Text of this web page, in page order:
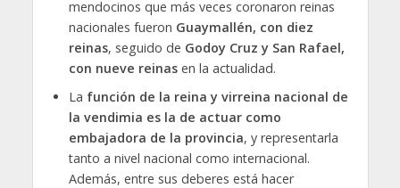
mendocinos que más veces coronaron reinas
nacionales fueron Guaymallén, con diez
reinas, seguido de Godoy Cruz y San Rafael,
con nueve reinasen la actualidad.
La función de la reina y virreina nacional de
la vendimia es la de actuar como
embajadora de la provincia, y representarla
tanto a nivel nacional como internacional.
Además, entre sus deberes está hacer